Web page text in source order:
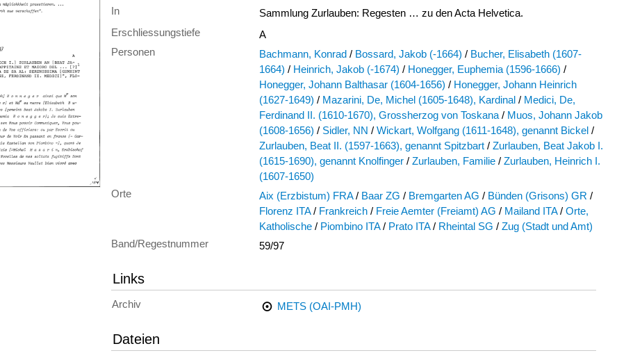
In
Sammlung Zurlauben: Regesten … zu den Acta Helvetica.
Erschliessungstiefe
A
Personen
Bachmann, Konrad / Bossard, Jakob (-1664) / Bucher, Elisabeth (1607-
1664) / Heinrich, Jakob (-1674) / Honegger, Euphemia (1596-1666) /
Honegger, Johann Balthasar (1604-1656) / Honegger, Johann Heinrich
(1627-1649) / Mazarini, De, Michel (1605-1648), Kardinal / Medici, De,
Ferdinand II. (1610-1670), Grossherzog von Toskana / Muos, Johann Jakob
(1608-1656) / Sidler, NN / Wickart, Wolfgang (1611-1648), genannt Bickel /
Zurlauben, Beat II. (1597-1663), genannt Spitzbart / Zurlauben, Beat Jakob I.
(1615-1690), genannt Knolfinger / Zurlauben, Familie / Zurlauben, Heinrich I.
(1607-1650)
Orte
Aix (Erzbistum) FRA / Baar ZG / Bremgarten AG / Bünden (Grisons) GR /
Florenz ITA / Frankreich / Freie Aemter (Freiamt) AG / Mailand ITA / Orte,
Katholische / Piombino ITA / Prato ITA / Rheintal SG / Zug (Stadt und Amt)
Band/Regestnummer
59/97
Links
Archiv METS (OAI-PMH)
Dateien